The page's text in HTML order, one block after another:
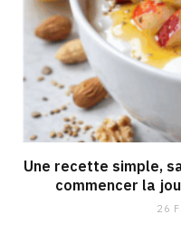
Une recette simple,
commencer la
26